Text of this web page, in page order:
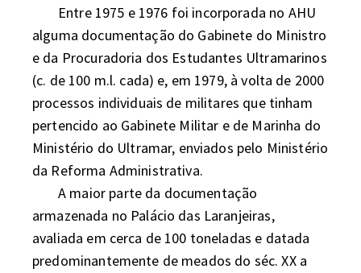
alguma documentação do Gabinete do Ministro
e da Procuradoria dos Estudantes Ultramarinos
(c. de 100 m.l. cada) e, em 1979, à volta de 2000
processos individuais de militares que tinham
pertencido ao Gabinete Militar e de Marinha do
Ministério do Ultramar, enviados pelo Ministério
da Reforma Administrativa.
armazenada no Palácio das Laranjeiras,
avaliada em cerca de 100 toneladas e datada
predominantemente de meados do séc. XX a